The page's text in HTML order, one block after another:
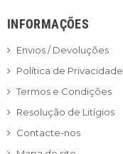
INFORMAÇÕES
Envios / Devoluções
Política de Privacidade
Termos e Condições
Resolução de Litígios
Contacte-nos